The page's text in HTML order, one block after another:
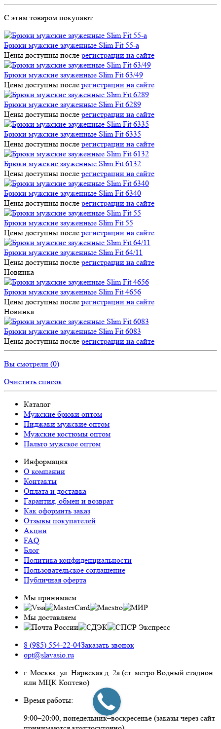
С этим товаром покупают
Брюки мужские зауженные Slim Fit 55-a
Цены доступны после регистрации на сайте
Брюки мужские зауженные Slim Fit 63/49
Цены доступны после регистрации на сайте
Брюки мужские зауженные Slim Fit 6289
Цены доступны после регистрации на сайте
Брюки мужские зауженные Slim Fit 6335
Цены доступны после регистрации на сайте
Брюки мужские зауженные Slim Fit 6132
Цены доступны после регистрации на сайте
Брюки мужские зауженные Slim Fit 6340
Цены доступны после регистрации на сайте
Брюки мужские зауженные Slim Fit 55
Цены доступны после регистрации на сайте
Брюки мужские зауженные Slim Fit 64/11
Цены доступны после регистрации на сайте
Новинка
Брюки мужские зауженные Slim Fit 4656
Цены доступны после регистрации на сайте
Новинка
Брюки мужские зауженные Slim Fit 6083
Цены доступны после регистрации на сайте
Вы смотрели (0)
Очистить список
Каталог
Мужские брюки оптом
Пиджаки мужские оптом
Мужские костюмы оптом
Пальто мужское оптом
Информация
О компании
Контакты
Оплата и доставка
Гарантия, обмен и возврат
Как оформить заказ
Отзывы покупателей
Акции
FAQ
Блог
Политика конфиденциальности
Пользовательское соглашение
Публичная оферта
Мы принимаем
Мы доставляем
8 (985) 554-22-04Заказать звонок
opt@slavasio.ru
г. Москва, ул. Нарвская д. 2а (ст. метро Водный стадион
или МЦК Коптево)
Время работы:
9:00–20:00, понедельник–воскресенье (заказы через сайт